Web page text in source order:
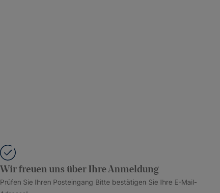
Wir freuen uns über Ihre Anmeldung
Prüfen Sie Ihren Posteingang Bitte bestätigen Sie Ihre E-Mail-